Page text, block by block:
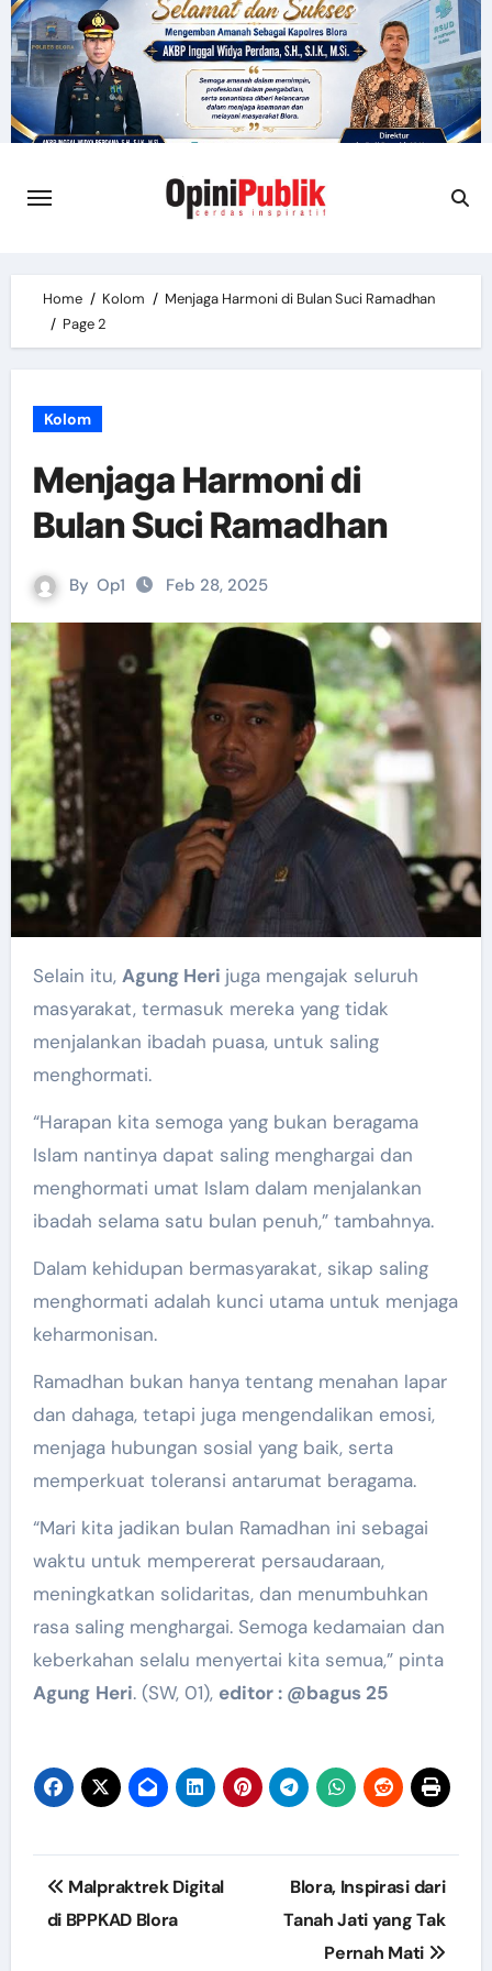
Skip
to
content
Home Kolom
Menjaga Harmoni di Bulan Suci Ramadhan
Page 2
Kolom
Menjaga Harmoni di
Bulan Suci Ramadhan
By Op1 Feb 28, 2025
Selain itu, Agung Heri juga mengajak seluruh
masyarakat, termasuk mereka yang tidak
menjalankan ibadah puasa, untuk saling
menghormati.
“Harapan kita semoga yang bukan beragama
Islam nantinya dapat saling menghargai dan
menghormati umat Islam dalam menjalankan
ibadah selama satu bulan penuh,” tambahnya.
Dalam kehidupan bermasyarakat, sikap saling
menghormati adalah kunci utama untuk menjaga
keharmonisan.
Ramadhan bukan hanya tentang menahan lapar
dan dahaga, tetapi juga mengendalikan emosi,
menjaga hubungan sosial yang baik, serta
memperkuat toleransi antarumat beragama.
“Mari kita jadikan bulan Ramadhan ini sebagai
waktu untuk mempererat persaudaraan,
meningkatkan solidaritas, dan menumbuhkan
rasa saling menghargai. Semoga kedamaian dan
keberkahan selalu menyertai kita semua,” pinta
Agung Heri. (SW, 01), editor : @bagus 25
Post
navigation
Malpraktrek Digital
di BPPKAD Blora
Blora, Inspirasi dari
Tanah Jati yang Tak
Pernah Mati